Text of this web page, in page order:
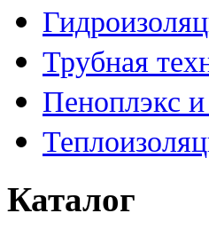
Трубная
Пеноплэкс
Каталог